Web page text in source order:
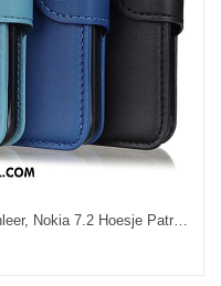
Nokia 7.2 Hoesje Hoes Rood Schapenleer, Nokia 7.2 Hoesje Patroon Mobiele Telefoon